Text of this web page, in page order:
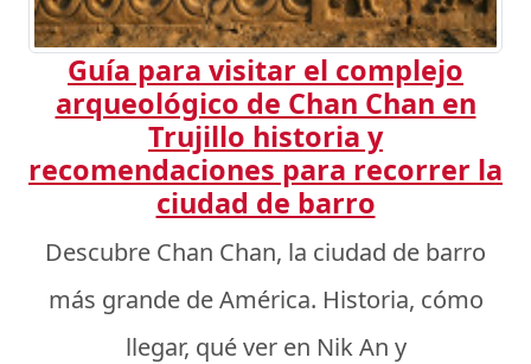
Guía para visitar el complejo
arqueológico de Chan Chan en
Trujillo historia y
recomendaciones para recorrer la
ciudad de barro
Descubre Chan Chan, la ciudad de barro
más grande de América. Historia, cómo
llegar, qué ver en Nik An y